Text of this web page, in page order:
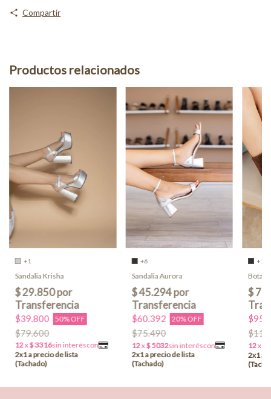
Compartir
Productos relacionados
+1
Sandalia Krisha
$39.800 50% OFF
$79.600
+6
Sandalia Aurora
$60.392 20% OFF
$75.490
+1
Bota